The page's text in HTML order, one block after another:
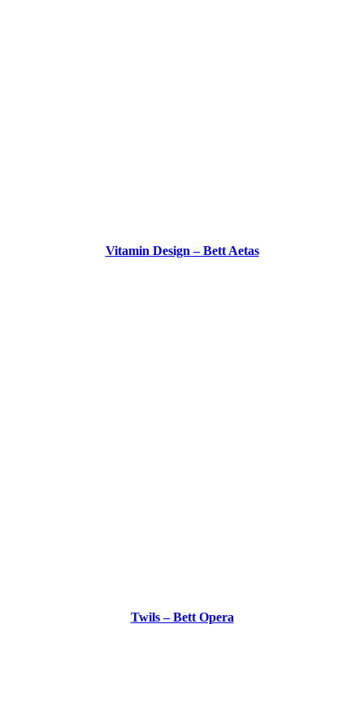
Vitamin Design – Bett Aetas
Twils – Bett Opera